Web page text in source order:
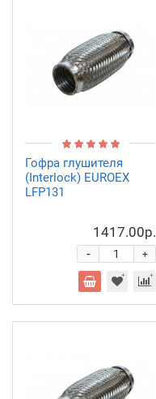
Гофра глушителя
(Interlock) EUROEX
LFP131
1417.00р.
+
-